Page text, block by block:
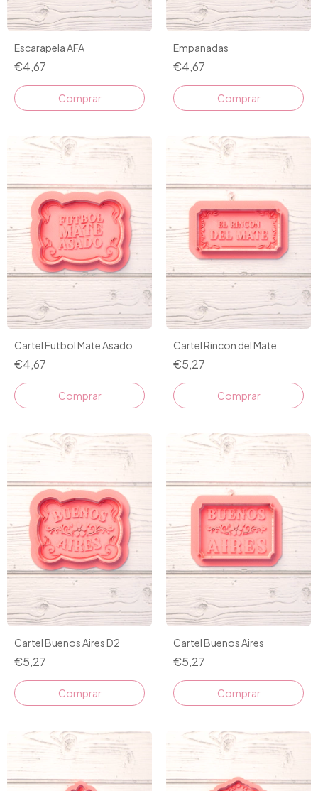
Escarapela AFA
€4,67
Comprar
Empanadas
€4,67
Comprar
Cartel Futbol Mate Asado
€4,67
Comprar
Cartel Rincon del Mate
€5,27
Comprar
Cartel Buenos Aires D2
€5,27
Comprar
Cartel Buenos Aires
€5,27
Comprar